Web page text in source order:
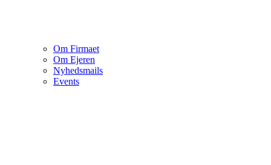
Om Firmaet
Om Ejeren
Nyhedsmails
Events